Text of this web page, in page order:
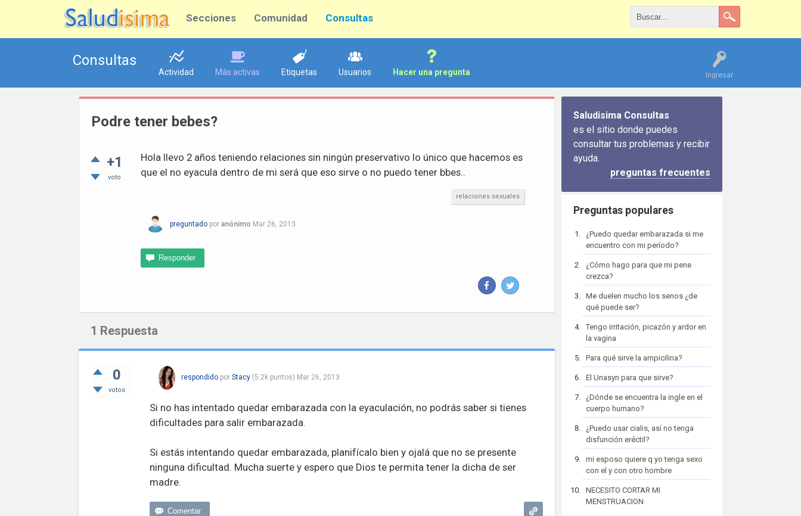
Secciones Comunidad Consultas
Ingresar
Consultas
Actividad Más activas Etiquetas Usuarios Hacer una pregunta
Podre tener bebes?
+1
voto
Hola llevo 2 años teniendo relaciones sin ningún preservativo lo único que hacemos es
que el no eyacula dentro de mi será que eso sirve o no puedo tener bbes..
relaciones sexuales
preguntado por anónimo Mar 26, 2013
1 Respuesta
0
votos
respondido por Stacy (5.2kpuntos) Mar 26, 2013
Si no has intentado quedar embarazada con la eyaculación, no podrás saber si tienes
dificultades para salir embarazada.
Si estás intentando quedar embarazada, planifícalo bien y ojalá que no se presente
ninguna dificultad. Mucha suerte y espero que Dios te permita tener la dicha de ser
madre.
Saludisima Consultas
es el sitio donde puedes
consultar tus problemas y recibir
ayuda.
preguntas frecuentes
Preguntas populares
¿Puedo quedar embarazada si me
encuentro con mi período?
¿Cómo hago para que mi pene
crezca?
Me duelen mucho los senos ¿de
qué puede ser?
Tengo irritación, picazón y ardor en
la vagina
Para qué sirve la ampicilina?
El Unasyn para que sirve?
¿Dónde se encuentra la ingle en el
cuerpo humano?
¿Puedo usar cialis, así no tenga
disfunción eréctil?
mi esposo quiere q yo tenga sexo
con el y con otro hombre
NECESITO CORTAR MI
MENSTRUACION